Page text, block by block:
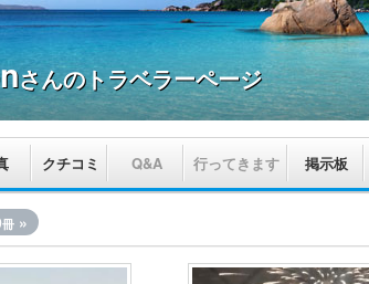
さんのトラベラーページ
クチコミ Q&A 行ってきます 掲示板
冊 »